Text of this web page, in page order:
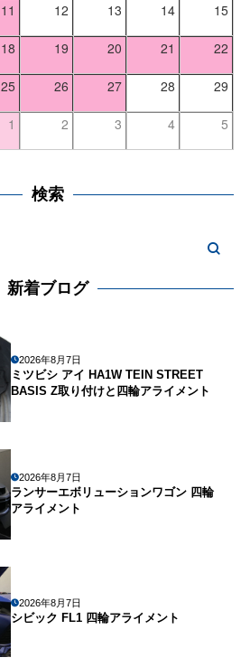
11 12 13 14 15
18 19 20 21 22
25 26 27 28 29
1 2 3 4 5
検索
新着ブログ
2026年8月7日
ミツビシ アイ HA1W TEIN STREET
BASIS Z取り付けと四輪アライメント
2026年8月7日
ランサーエボリューションワゴン 四輪
アライメント
2026年8月7日
シビック FL1 四輪アライメント